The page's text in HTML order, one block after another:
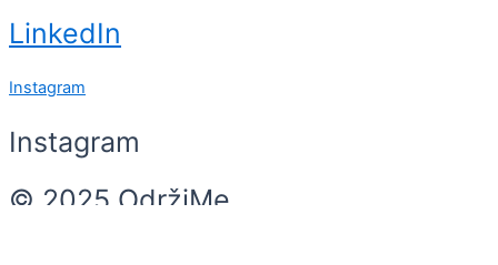
LinkedIn
Instagram
Instagram
© 2025 OdržiMe